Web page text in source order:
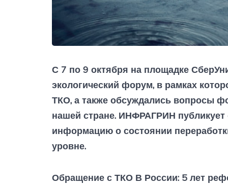
С 7 по 9 октября на площадке
экологический форум, в рамках
ТКО, а также обсуждались вопросы
нашей стране. ИНФРАГРИН
информацию о состоянии
уровне.
Обращение с ТКО В России: 5 лет